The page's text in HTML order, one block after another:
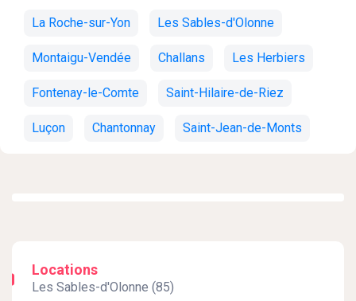
La Roche-sur-Yon Les Sables-d'Olonne
Montaigu-Vendée Challans Les Herbiers
Fontenay-le-Comte Saint-Hilaire-de-Riez
Luçon Chantonnay Saint-Jean-de-Monts
Locations
Les Sables-d'Olonne (85)